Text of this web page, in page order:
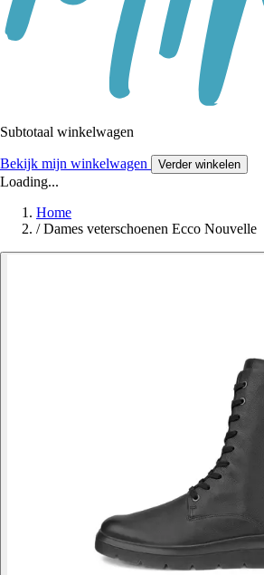
Subtotaal winkelwagen
Bekijk mijn winkelwagen Verder winkelen
Loading...
Home
/ Dames veterschoenen Ecco Nouvelle